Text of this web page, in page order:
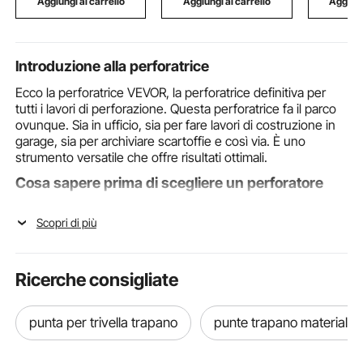
Ingresso G1/2 pollice
Introduzione alla perforatrice
Ecco la perforatrice VEVOR, la perforatrice definitiva per
tutti i lavori di perforazione. Questa perforatrice fa il parco
ovunque. Sia in ufficio, sia per fare lavori di costruzione in
garage, sia per archiviare scartoffie e così via. È uno
strumento versatile che offre risultati ottimali.
Cosa sapere prima di scegliere un perforatore
per ottenere i fori perfetti nel tuo materiale. Alcuni
tipo di materiale che stai perforando. Questo perché le
superfici hanno diversi livelli di spessore. Il metallo è più
spesso della carta e l'acciaio è anche più spesso del vetro,
quindi richiedono perforatori diversi. Se stai perforando
una superficie metallica, un perforatore per metallo come il
Scopri di più
Ricerche consigliate
punta per trivella trapano punte trapano materiali